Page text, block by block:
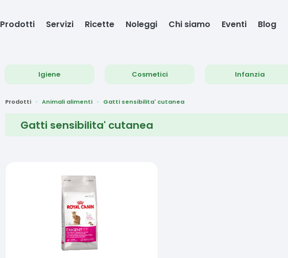
Prodotti Servizi Ricette Noleggi Chi siamo Eventi Blog
Igiene Cosmetici Infanzia
Prodotti Animali alimenti Gatti sensibilita' cutanea
Gatti sensibilita' cutanea